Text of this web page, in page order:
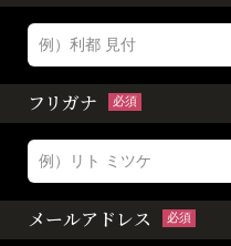
フリガナ 必須
メールアドレス 必須